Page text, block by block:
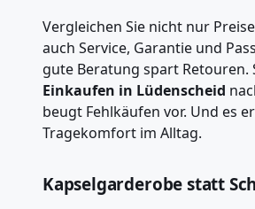
Vergleichen Sie nicht nur
auch Service, Garantie und
gute Beratung spart Retouren.
Einkaufen in Lüdenscheid
beugt Fehlkäufen vor. Und es
Tragekomfort im Alltag.
Kapselgarderobe statt